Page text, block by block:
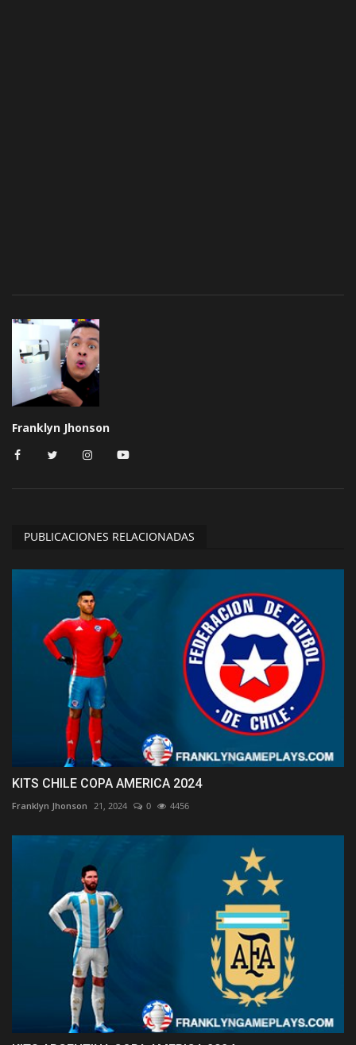
Franklyn Jhonson
PUBLICACIONES RELACIONADAS
KITS CHILE COPA AMERICA 2024
Franklyn Jhonson 21, 2024 0 4456